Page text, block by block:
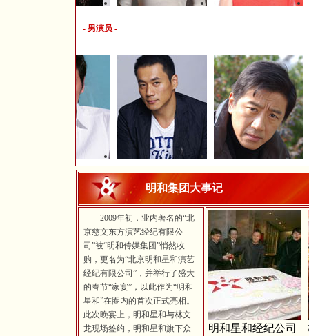
- 男演员 -
丁海峰 丁勇岱
明和集团大事记
2009年初，业内著名的“北
京慈文东方演艺经纪有限公
司”被“明和传媒集团”悄然收
购，更名为“北京明和星和演艺
经纪有限公司”，并举行了盛大
的春节“家宴”，以此作为“明和
星和”在圈内的首次正式亮相。
此次晚宴上，明和星和与林文
龙现场签约，明和星和旗下众
明和星和经纪公司